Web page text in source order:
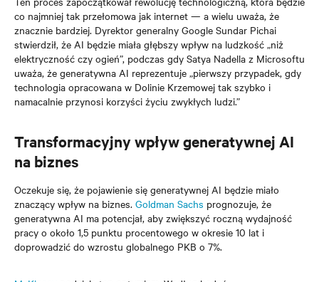
co najmniej tak przełomowa jak internet — a wielu uważa, że
znacznie bardziej. Dyrektor generalny Google Sundar Pichai
stwierdził, że AI będzie miała głębszy wpływ na ludzkość „niż
elektryczność czy ogień”, podczas gdy Satya Nadella z Microsoftu
uważa, że generatywna AI reprezentuje „pierwszy przypadek, gdy
technologia opracowana w Dolinie Krzemowej tak szybko i
namacalnie przynosi korzyści życiu zwykłych ludzi.”
Transformacyjny wpływ generatywnej AI
na biznes
Oczekuje się, że pojawienie się generatywnej AI będzie miało
znaczący wpływ na biznes. Goldman Sachs prognozuje, że
generatywna AI ma potencjał, aby zwiększyć roczną wydajność
pracy o około 1,5 punktu procentowego w okresie 10 lat i
doprowadzić do wzrostu globalnego PKB o 7%.